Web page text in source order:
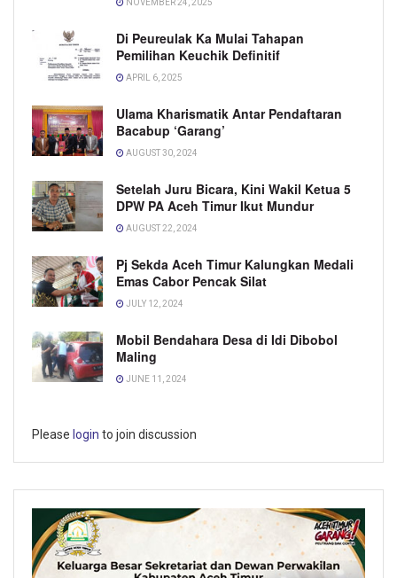
NOVEMBER 24, 2025
Di Peureulak Ka Mulai Tahapan
Pemilihan Keuchik Definitif
APRIL 6, 2025
Ulama Kharismatik Antar Pendaftaran
Bacabup ‘Garang’
AUGUST 30, 2024
Setelah Juru Bicara, Kini Wakil Ketua 5
DPW PA Aceh Timur Ikut Mundur
AUGUST 22, 2024
Pj Sekda Aceh Timur Kalungkan Medali
Emas Cabor Pencak Silat
JULY 12, 2024
Mobil Bendahara Desa di Idi Dibobol
Maling
JUNE 11, 2024
Please login to join discussion